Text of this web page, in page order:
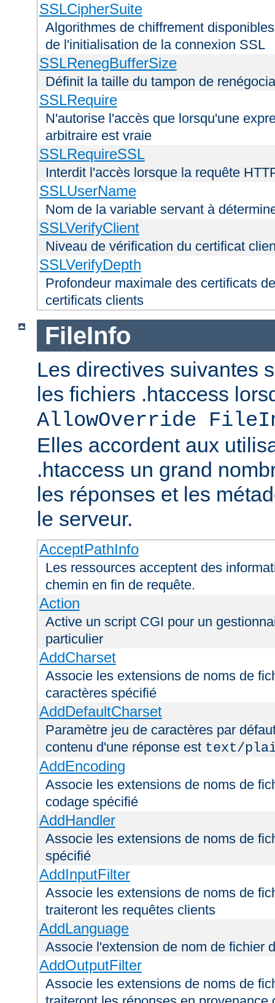
SSLCipherSuite
Algorithmes de chiffrement
de l'initialisation de la connexion SSL
SSLRenegBufferSize
Définit la taille du tampon de
SSLRequire
N'autorise l'accès que lorsqu'une
arbitraire est vraie
SSLRequireSSL
Interdit l'accès lorsque la requête
SSLUserName
Nom de la variable servant à
SSLVerifyClient
Niveau de vérification du certificat
SSLVerifyDepth
Profondeur maximale des certificats
certificats clients
FileInfo
Les directives suivantes
les fichiers .htaccess
AllowOverride
Elles accordent aux
.htaccess un grand
les réponses et les
le serveur.
AcceptPathInfo
Les ressources acceptent des
chemin en fin de requête.
Action
Active un script CGI pour un
particulier
AddCharset
Associe les extensions de noms de
caractères spécifié
AddDefaultCharset
Paramètre jeu de caractères par
contenu d'une réponse est text/
AddEncoding
Associe les extensions de noms de
codage spécifié
AddHandler
Associe les extensions de noms de
spécifié
AddInputFilter
Associe les extensions de noms de
traiteront les requêtes clients
AddLanguage
Associe l'extension de nom de fichier
AddOutputFilter
Associe les extensions de noms de